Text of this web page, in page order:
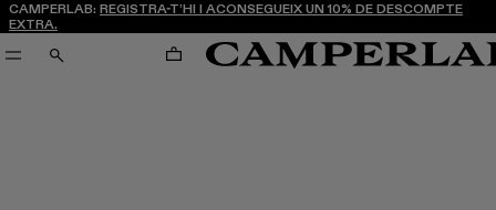
CAMPERLAB: REGISTRA-T’HI I ACONSEGUEIX UN 10% DE DESCOMPTE
EXTRA.
CERCA CARRO